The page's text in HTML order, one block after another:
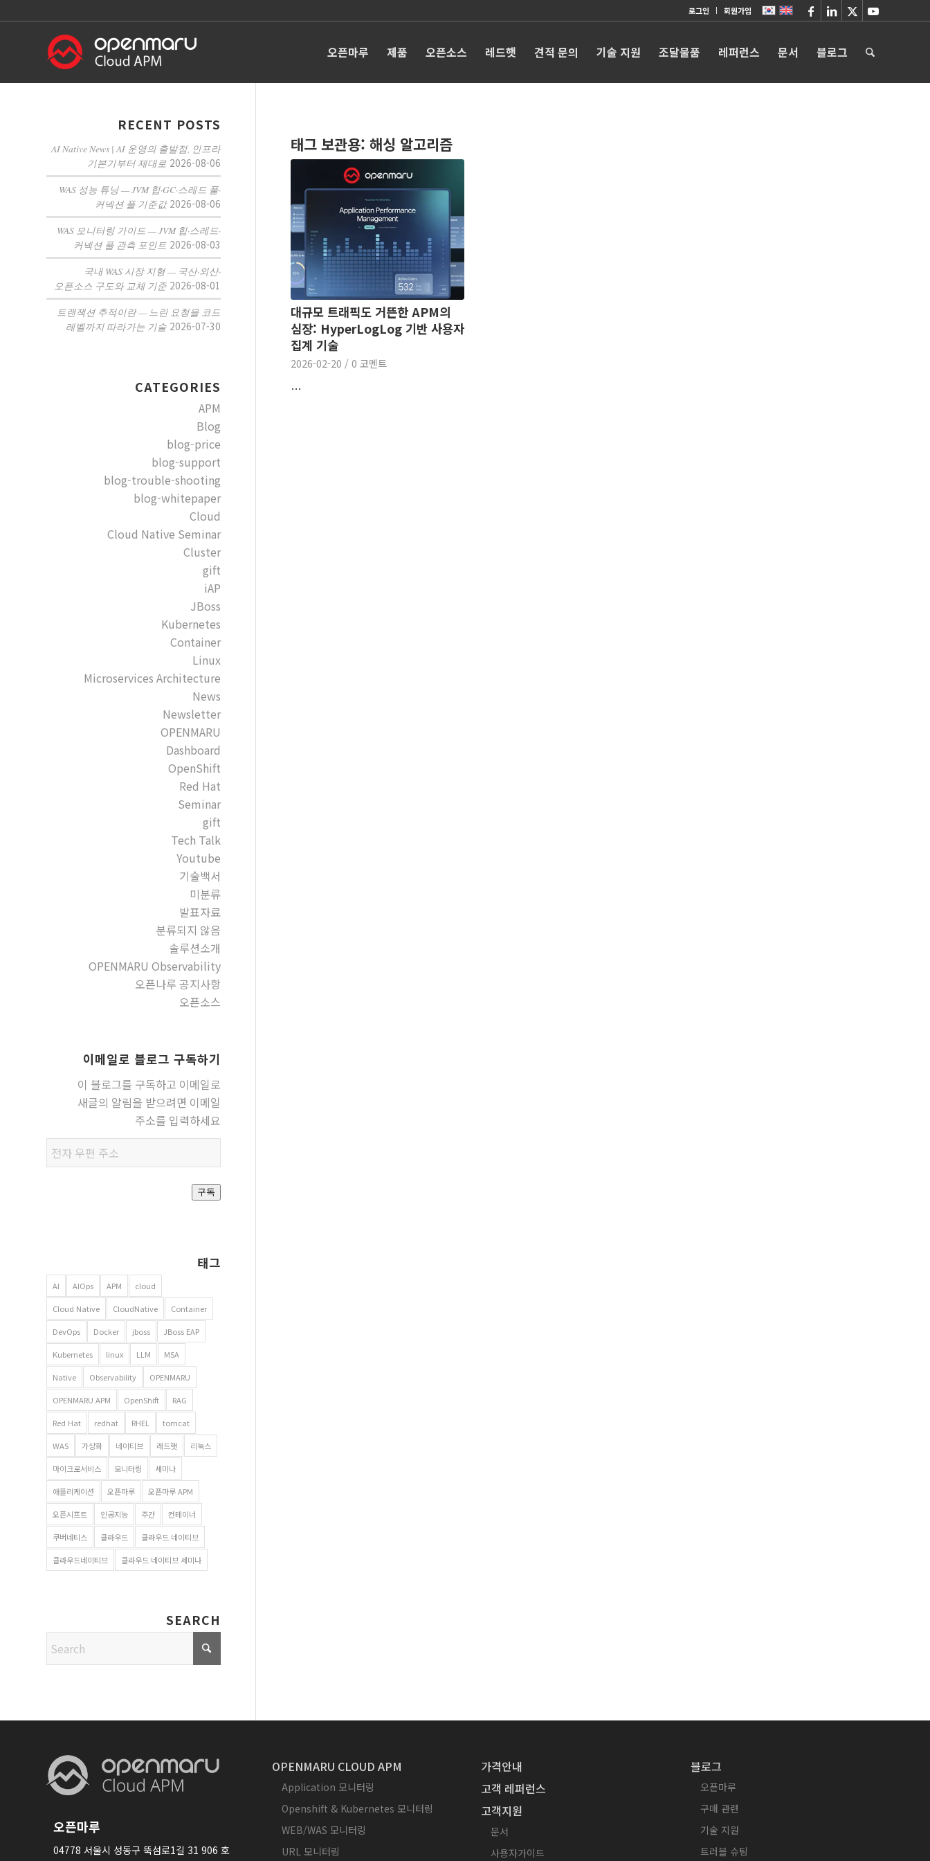
로그인 회원가입
오픈마루 제품 오픈소스 레드햇 견적 문의 기술 지원 조달물품 레퍼런스 문서 블로그
태그 보관용: 해싱 알고리즘
대규모 트래픽도 거뜬한 APM의
심장: HyperLogLog 기반 사용자
집계 기술
2026-02-20 / 0 코멘트
…
RECENT POSTS
AI Native News | AI 운영의 출발점, 인프라
기본기부터 제대로 2026-08-06
WAS 성능 튜닝 — JVM 힙·GC·스레드 풀·
커넥션 풀 기준값 2026-08-06
WAS 모니터링 가이드 — JVM 힙·스레드·
커넥션 풀 관측 포인트 2026-08-03
국내 WAS 시장 지형 — 국산·외산·
오픈소스 구도와 교체 기준 2026-08-01
트랜잭션 추적이란 — 느린 요청을 코드
레벨까지 따라가는 기술 2026-07-30
CATEGORIES
APM
Blog
blog-price
blog-support
blog-trouble-shooting
blog-whitepaper
Cloud
Cloud Native Seminar
Cluster
gift
iAP
JBoss
Kubernetes
Container
Linux
Microservices Architecture
News
Newsletter
OPENMARU
Dashboard
OpenShift
Red Hat
Seminar
gift
Tech Talk
Youtube
기술백서
미분류
발표자료
분류되지 않음
솔루션소개
OPENMARU Observability
오픈나루 공지사항
오픈소스
이메일로 블로그 구독하기
이 블로그를 구독하고 이메일로
새글의 알림을 받으려면 이메일
주소를 입력하세요
우편
주소
구독
태그
AI AIOps APM cloud
Cloud Native CloudNative Container
DevOps Docker jboss JBoss EAP
Kubernetes linux LLM MSA
Native Observability OPENMARU
OPENMARU APM OpenShift RAG
Red Hat redhat RHEL tomcat
WAS 가상화 네이티브 레드햇 리눅스
마이크로서비스 모니터링 세미나
애플리케이션 오픈마루 오픈마루 APM
오픈시프트 인공지능 주간 컨테이너
쿠버네티스 클라우드 클라우드 네이티브
클라우드네이티브 클라우드 네이티브 세미나
SEARCH
오픈마루
04778 서울시 성동구 뚝섬로1길 31 906 호
OPENMARU CLOUD APM
Application 모니터링
Openshift & Kubernetes 모니터링
WEB/WAS 모니터링
URL 모니터링
가격안내
고객 레퍼런스
고객지원
문서
사용자가이드
블로그
오픈마루
구매 관련
기술 지원
트러블 슈팅